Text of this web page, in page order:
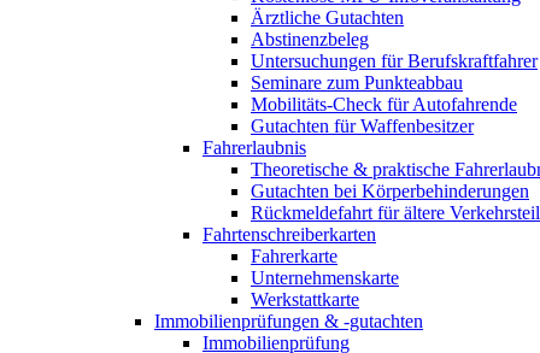
Ärztliche Gutachten
Abstinenzbeleg
Untersuchungen für Berufskraftfahrer
Seminare zum Punkteabbau
Mobilitäts-Check für Autofahrende
Gutachten für Waffenbesitzer
Fahrerlaubnis
Theoretische & praktische
Gutachten bei Körperbehinderungen
Rückmeldefahrt für ältere
Fahrtenschreiberkarten
Fahrerkarte
Unternehmenskarte
Werkstattkarte
Immobilienprüfungen & -gutachten
Immobilienprüfung